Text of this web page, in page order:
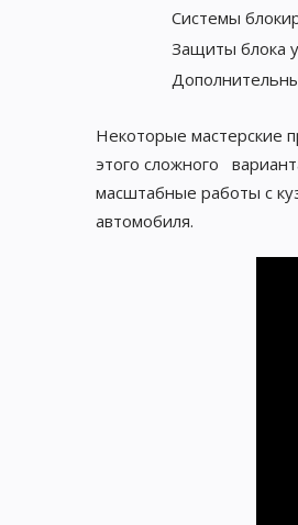
Системы
Защиты блока
Некоторые мастерские
этого сложного
масштабные работы с
автомобиля.